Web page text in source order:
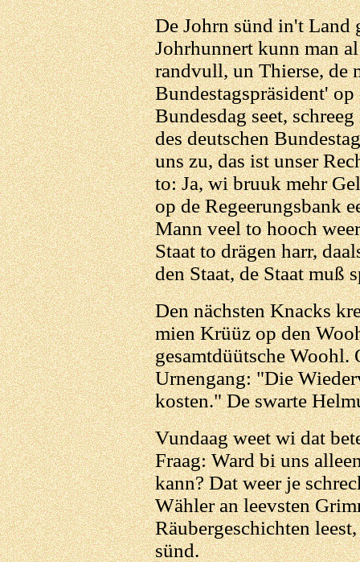
De Johrn sünd in't Land
Johrhunnert kunn man
randvull, un Thierse, de
Bundestagspräsident'
Bundesdag seet,
des deutschen
uns zu, das ist unser
to: Ja, wi bruuk mehr
op de Regeerungsbank
Mann veel to hooch
Staat to drägen harr,
den Staat, de Staat muß
Den nächsten Knacks
mien Krüüz op den
gesamtdüütsche Woohl.
Urnengang: "Die
kosten." De swarte
Vundaag weet wi dat
Fraag: Ward bi uns
kann? Dat weer je
Wähler an leevsten
Räubergeschichten
sünd.